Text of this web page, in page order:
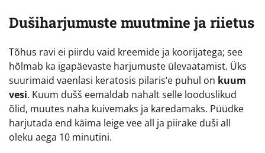
Dušiharjumuste muutmine ja riietus
Tõhus ravi ei piirdu vaid kreemide ja koorijatega; see
hõlmab ka igapäevaste harjumuste ülevaatamist. Üks
suurimaid vaenlasi keratosis pilaris’e puhul on kuum
vesi. Kuum dušš eemaldab nahalt selle looduslikud
õlid, muutes naha kuivemaks ja karedamaks. Püüdke
harjutada end käima leige vee all ja piirake duši all
oleku aega 10 minutini.